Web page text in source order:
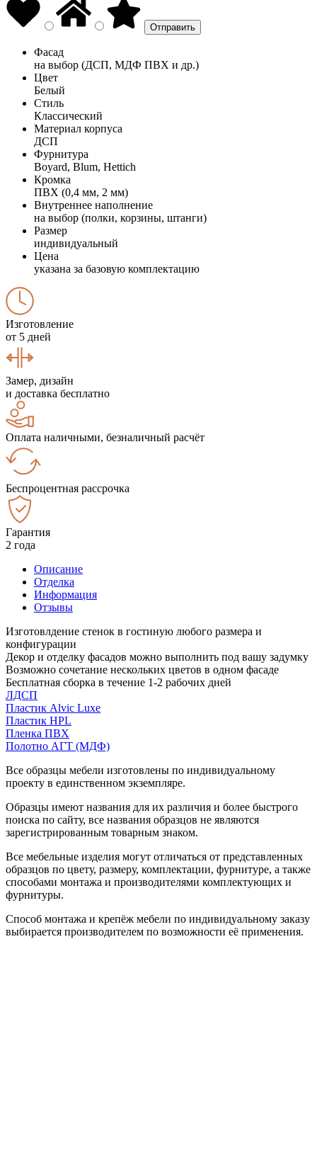
Фасад
на выбор (ДСП, МДФ ПВХ и др.)
Цвет
Белый
Стиль
Классический
Материал корпуса
ДСП
Фурнитура
Boyard, Blum, Hettich
Кромка
ПВХ (0,4 мм, 2 мм)
Внутреннее наполнение
на выбор (полки, корзины, штанги)
Размер
индивидуальный
Цена
указана за базовую комплектацию
Изготовление
от 5 дней
Замер, дизайн
и доставка бесплатно
Оплата наличными, безналичный расчёт
Беспроцентная рассрочка
Гарантия
2 года
Описание
Отделка
Информация
Отзывы
Изготовлдение стенок в гостиную любого размера и
конфигурации
Декор и отделку фасадов можно выполнить под вашу задумку
Возможно сочетание нескольких цветов в одном фасаде
Бесплатная сборка в течение 1-2 рабочих дней
ЛДСП
Пластик Alvic Luxe
Пластик HPL
Пленка ПВХ
Полотно АГТ (МДФ)
Все образцы мебели изготовлены по индивидуальному
проекту в единственном экземпляре.
Образцы имеют названия для их различия и более быстрого
поиска по сайту, все названия образцов не являются
зарегистрированным товарным знаком.
Все мебельные изделия могут отличаться от представленных
образцов по цвету, размеру, комплектации, фурнитуре, а также
способами монтажа и производителями комплектующих и
фурнитуры.
Способ монтажа и крепёж мебели по индивидуальному заказу
выбирается производителем по возможности её применения.